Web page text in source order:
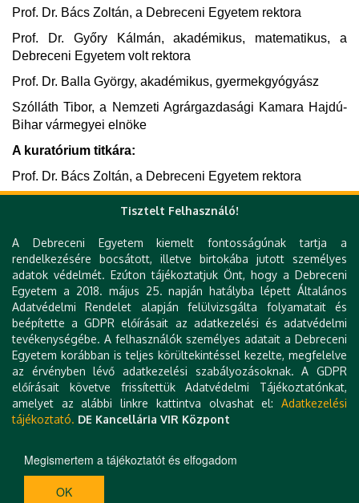
Prof. Dr. Bács Zoltán, a Debreceni Egyetem rektora
Prof. Dr. Győry Kálmán, akadémikus, matematikus, a
Debreceni Egyetem volt rektora
Prof. Dr. Balla György, akadémikus, gyermekgyógyász
Szólláth Tibor, a Nemzeti Agrárgazdasági Kamara Hajdú-
Bihar vármegyei elnöke
A kuratórium titkára:
Prof. Dr. Bács Zoltán, a Debreceni Egyetem rektora
Frissítés dátuma: 2026.06.16.
Gyorslinkek
DE telefonkönyv
e-Organogram
Hibabejelentés
Technikai információk
Kapcsolat
H-4032 DEBRECEN, EGYETEM TÉR 1. | TEL.: +36 52 512 900
Tisztelt Felhasználó!
A Debreceni Egyetem kiemelt fontosságúnak tartja a
rendelkezésére bocsátott, illetve birtokába jutott személyes
adatok védelmét. Ezúton tájékoztatjuk Önt, hogy a Debreceni
Egyetem a 2018. május 25. napján hatályba lépett Általános
Adatvédelmi Rendelet alapján felülvizsgálta folyamatait és
beépítette a GDPR előírásait az adatkezelési és adatvédelmi
tevékenységébe. A felhasználók személyes adatait a Debreceni
Egyetem korábban is teljes körültekintéssel kezelte, megfelelve
az érvényben lévő adatkezelési szabályozásoknak. A GDPR
előírásait követve frissítettük Adatvédelmi Tájékoztatónkat,
amelyet az alábbi linkre kattintva olvashat el: Adatkezelési
tájékoztató. DE Kancellária VIR Központ
Megismertem a tájékoztatót és elfogadom
OK